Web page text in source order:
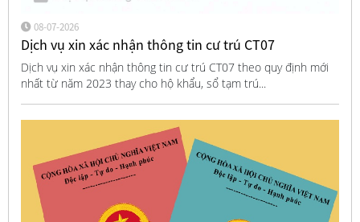
08-07-2026
Dịch vụ xin xác nhận thông tin cư trú CT07
Dịch vụ xin xác nhận thông tin cư trú CT07 theo quy định mới
nhất từ năm 2023 thay cho hộ khẩu, sổ tạm trú...